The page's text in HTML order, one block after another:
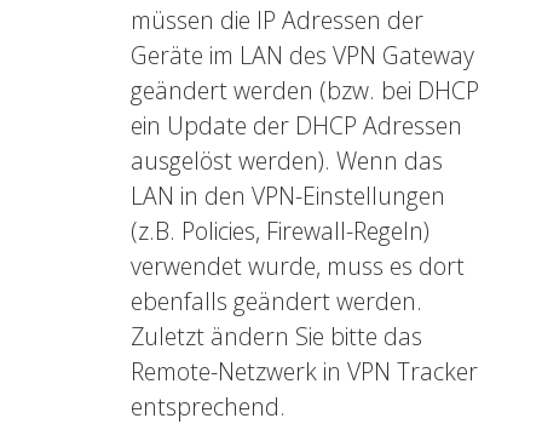
müssen die IP Adressen der
Geräte im LAN des VPN Gateway
geändert werden (bzw. bei DHCP
ein Update der DHCP Adressen
ausgelöst werden). Wenn das
LAN in den VPN-Einstellungen
(z.B. Policies, Firewall-Regeln)
verwendet wurde, muss es dort
ebenfalls geändert werden.
Zuletzt ändern Sie bitte das
Remote-Netzwerk in VPN Tracker
entsprechend.